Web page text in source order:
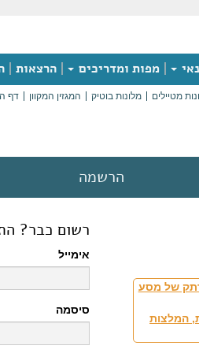
מפות ומדריכים הרצאות
מטיילים מלונות בוטיק המגזין המקוון דף
הרשמה
של מסע
המלצות
רשום כבר?
אימייל
סיסמה